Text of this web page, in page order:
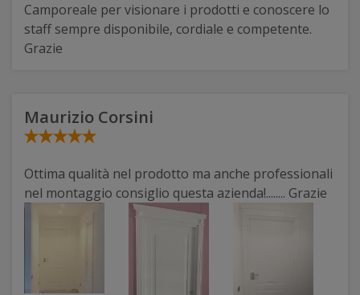
Camporeale per visionare i prodotti e conoscere lo
staff sempre disponibile, cordiale e competente.
Grazie
Maurizio Corsini
Ottima qualità nel prodotto ma anche professionali
nel montaggio consiglio questa azienda!........ Grazie